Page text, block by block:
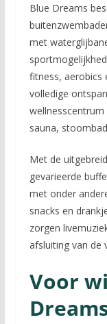
Blue Dreams
met
fitness, aerobics
volledige
sauna,
Met de
gevarieerde
met onder
snacks en
zorgen
afsluiting van de
Voor